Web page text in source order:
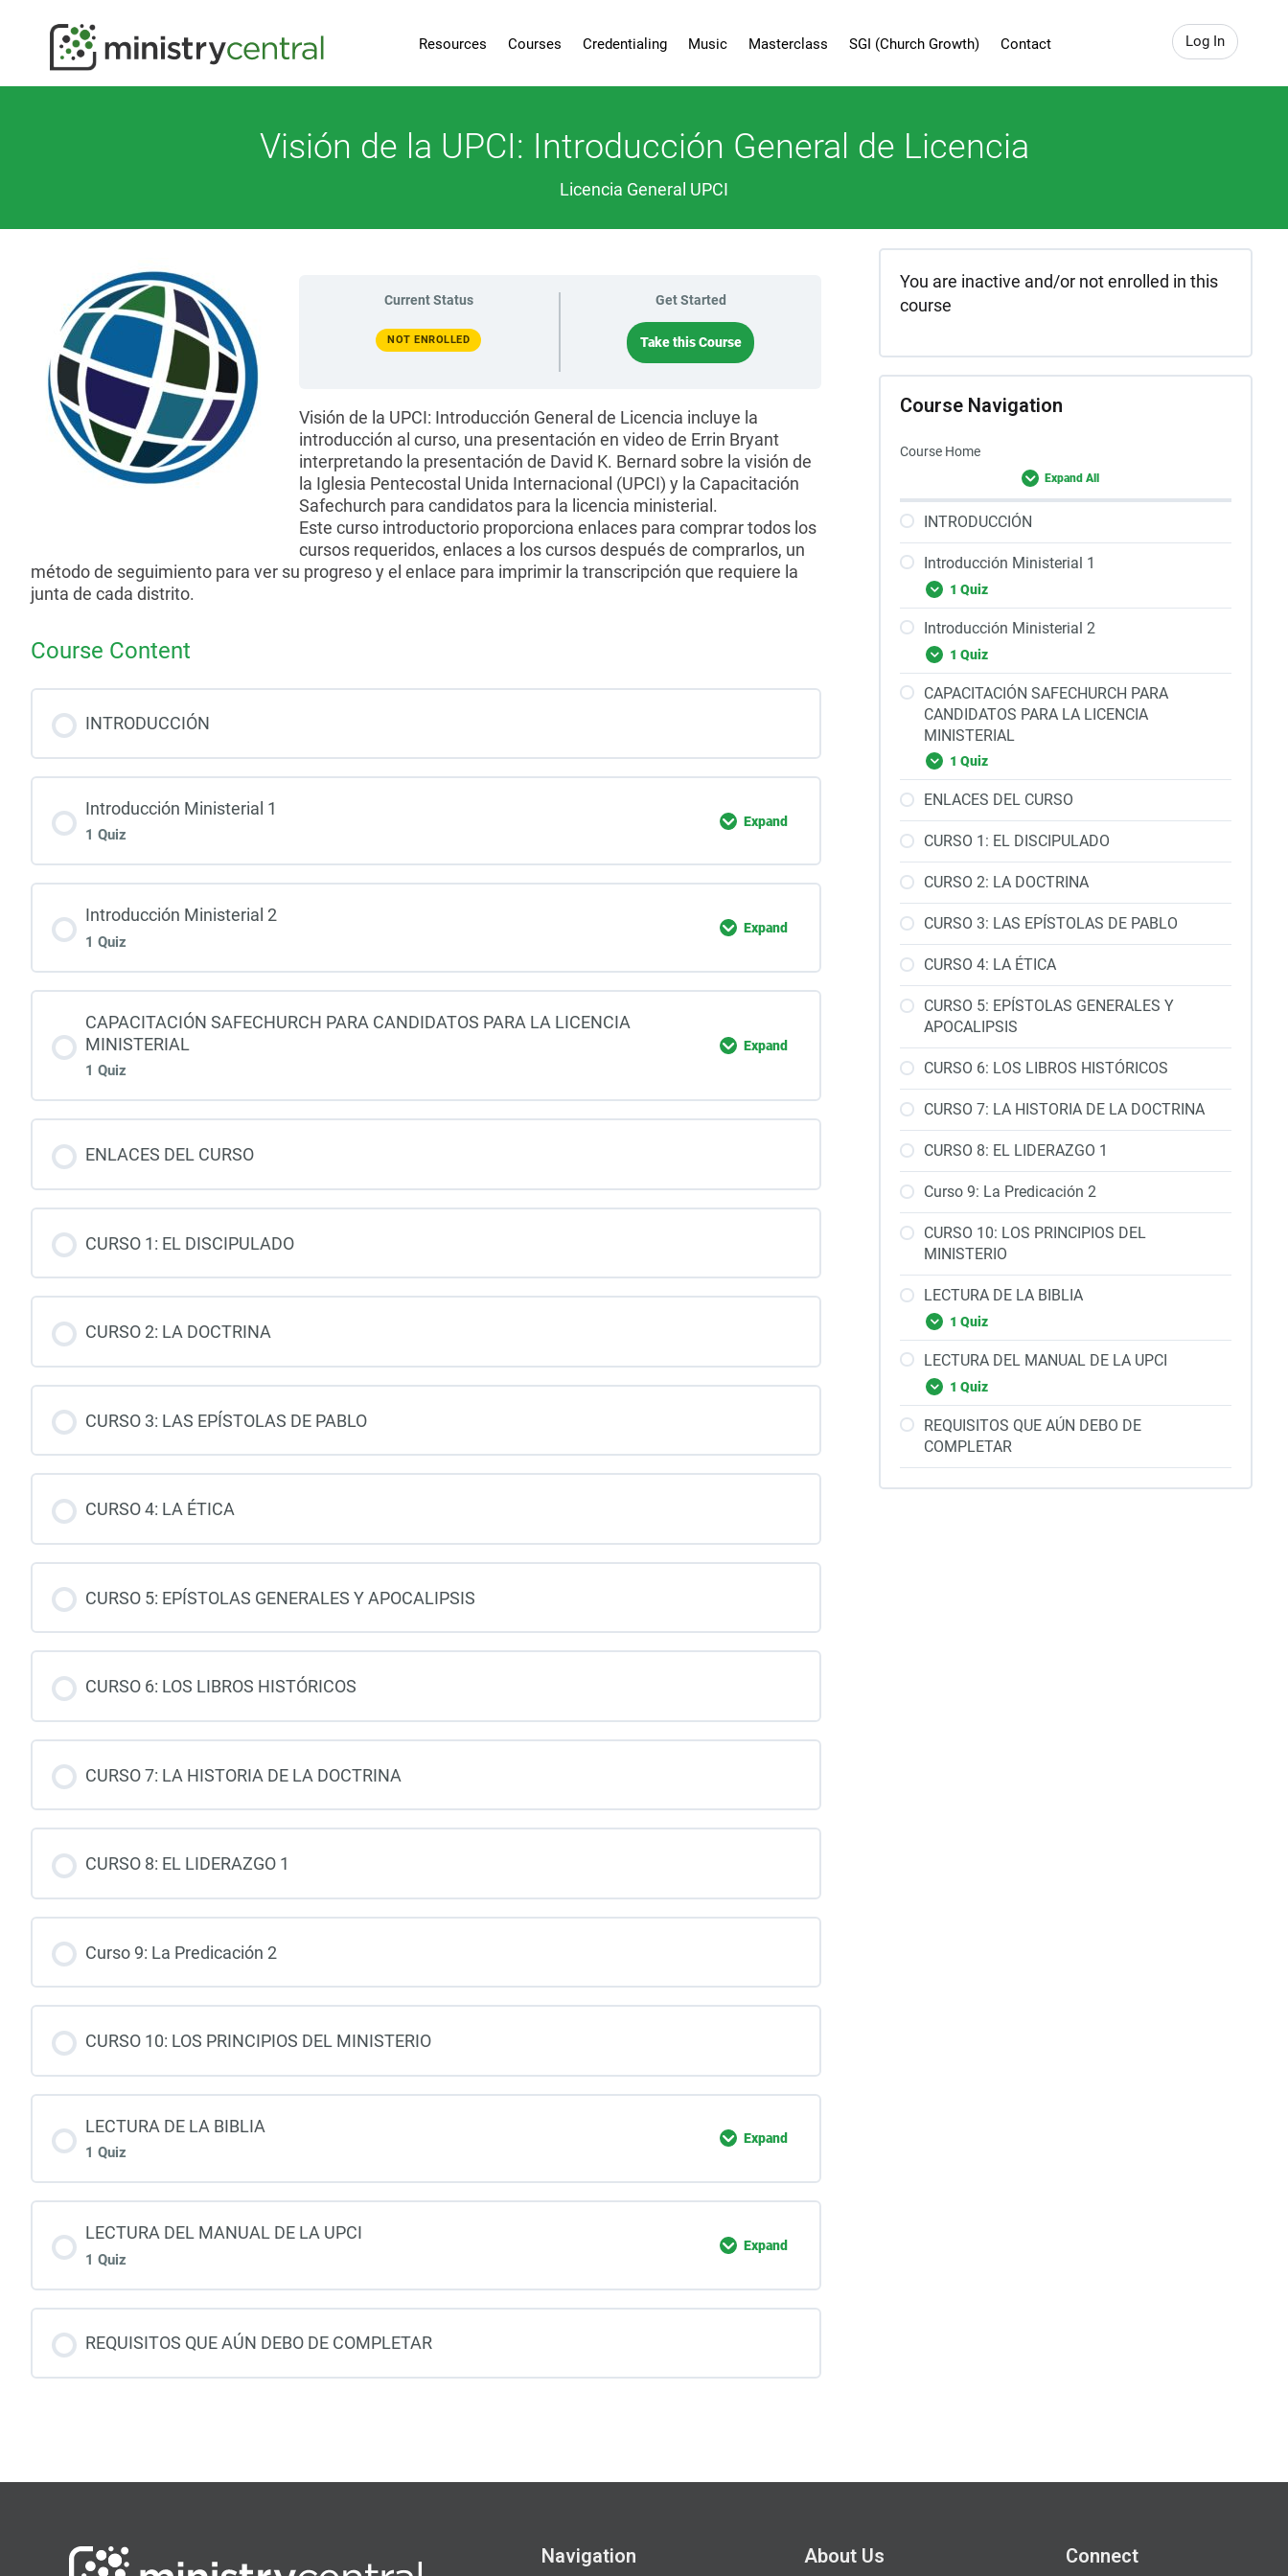
Log In
Resources Courses Credentialing Music Masterclass SGI (Church Growth) Contact
Visión de la UPCI: Introducción General de Licencia
Licencia General UPCI
Current Status
NOT ENROLLED
Get Started
Take this Course
Visión de la UPCI: Introducción General de Licencia incluye la
introducción al curso, una presentación en video de Errin Bryant
interpretando la presentación de David K. Bernard sobre la visión de
la Iglesia Pentecostal Unida Internacional (UPCI) y la Capacitación
Safechurch para candidatos para la licencia ministerial.
Este curso introductorio proporciona enlaces para comprar todos los
cursos requeridos, enlaces a los cursos después de comprarlos, un
método de seguimiento para ver su progreso y el enlace para imprimir la transcripción que requiere la
junta de cada distrito.
Course Content
INTRODUCCIÓN
Introducción Ministerial 1
1 Quiz
Expand
Introducción Ministerial 2
1 Quiz
Expand
CAPACITACIÓN SAFECHURCH PARA CANDIDATOS PARA LA LICENCIA
MINISTERIAL
1 Quiz
Expand
ENLACES DEL CURSO
CURSO 1: EL DISCIPULADO
CURSO 2: LA DOCTRINA
CURSO 3: LAS EPÍSTOLAS DE PABLO
CURSO 4: LA ÉTICA
CURSO 5: EPÍSTOLAS GENERALES Y APOCALIPSIS
CURSO 6: LOS LIBROS HISTÓRICOS
CURSO 7: LA HISTORIA DE LA DOCTRINA
CURSO 8: EL LIDERAZGO 1
Curso 9: La Predicación 2
CURSO 10: LOS PRINCIPIOS DEL MINISTERIO
LECTURA DE LA BIBLIA
1 Quiz
Expand
LECTURA DEL MANUAL DE LA UPCI
1 Quiz
Expand
REQUISITOS QUE AÚN DEBO DE COMPLETAR
You are inactive and/or not enrolled in this
course
Course Navigation
Course Home
Expand All
INTRODUCCIÓN
Introducción Ministerial 1
1 Quiz
Introducción Ministerial 2
1 Quiz
CAPACITACIÓN SAFECHURCH PARA
CANDIDATOS PARA LA LICENCIA
MINISTERIAL
1 Quiz
ENLACES DEL CURSO
CURSO 1: EL DISCIPULADO
CURSO 2: LA DOCTRINA
CURSO 3: LAS EPÍSTOLAS DE PABLO
CURSO 4: LA ÉTICA
CURSO 5: EPÍSTOLAS GENERALES Y
APOCALIPSIS
CURSO 6: LOS LIBROS HISTÓRICOS
CURSO 7: LA HISTORIA DE LA DOCTRINA
CURSO 8: EL LIDERAZGO 1
Curso 9: La Predicación 2
CURSO 10: LOS PRINCIPIOS DEL
MINISTERIO
LECTURA DE LA BIBLIA
1 Quiz
LECTURA DEL MANUAL DE LA UPCI
1 Quiz
REQUISITOS QUE AÚN DEBO DE
COMPLETAR
Navigation About Us Connect